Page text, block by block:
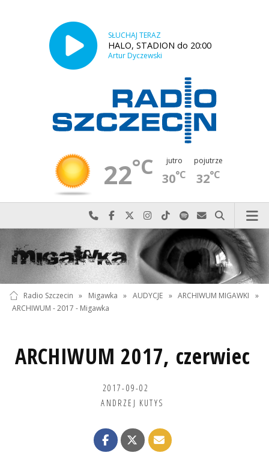
SŁUCHAJ TERAZ
HALO, STADION do 20:00
Artur Dyczewski
22°C jutro
30°C
pojutrze
32°C
Najlepiej po prostu do nas zadzwoń
Odwiedź nas na Facebook-u
Odwiedź nas na X
Odwiedź nas na Instagram-ie
Odwiedź nas na TikTok-u
Szukaj nas na Spotify
Wyślij do nas
Szukaj
Radio Szczecin » Migawka » AUDYCJE » ARCHIWUM MIGAWKI
»
ARCHIWUM - 2017 - Migawka
ARCHIWUM 2017, czerwiec
2017-09-02
ANDRZEJ KUTYS